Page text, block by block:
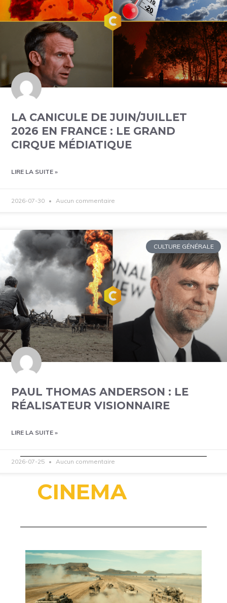
LA CANICULE DE JUIN/JUILLET
2026 EN FRANCE : LE GRAND
CIRQUE MÉDIATIQUE
LIRE LA SUITE »
2026-07-30 Aucun commentaire
CULTURE GÉNÉRALE
PAUL THOMAS ANDERSON : LE
RÉALISATEUR VISIONNAIRE
LIRE LA SUITE »
2026-07-25 Aucun commentaire
CINEMA